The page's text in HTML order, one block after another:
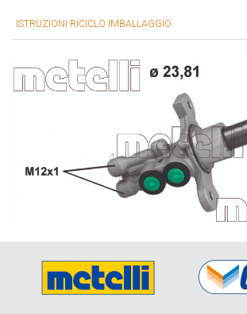
ISTRUZIONI RICICLO IMBALLAGGIO